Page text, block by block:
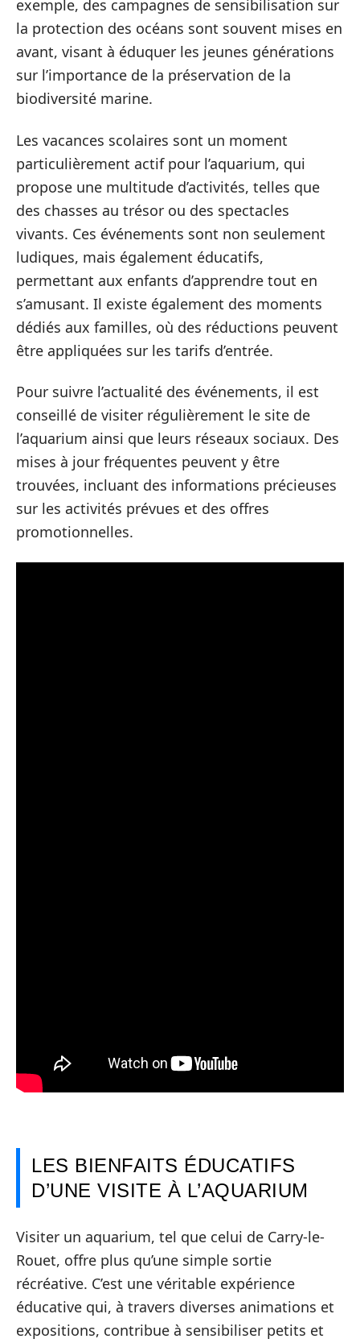
exemple, des campagnes de sensibilisation sur
la protection des océans sont souvent mises en
avant, visant à éduquer les jeunes générations
sur l’importance de la préservation de la
biodiversité marine.
Les vacances scolaires sont un moment
particulièrement actif pour l’aquarium, qui
propose une multitude d’activités, telles que
des chasses au trésor ou des spectacles
vivants. Ces événements sont non seulement
ludiques, mais également éducatifs,
permettant aux enfants d’apprendre tout en
s’amusant. Il existe également des moments
dédiés aux familles, où des réductions peuvent
être appliquées sur les tarifs d’entrée.
Pour suivre l’actualité des événements, il est
conseillé de visiter régulièrement le site de
l’aquarium ainsi que leurs réseaux sociaux. Des
mises à jour fréquentes peuvent y être
trouvées, incluant des informations précieuses
sur les activités prévues et des offres
promotionnelles.
LES BIENFAITS ÉDUCATIFS
D’UNE VISITE À L’AQUARIUM
Visiter un aquarium, tel que celui de Carry-le-
Rouet, offre plus qu’une simple sortie
récréative. C’est une véritable expérience
éducative qui, à travers diverses animations et
expositions, contribue à sensibiliser petits et